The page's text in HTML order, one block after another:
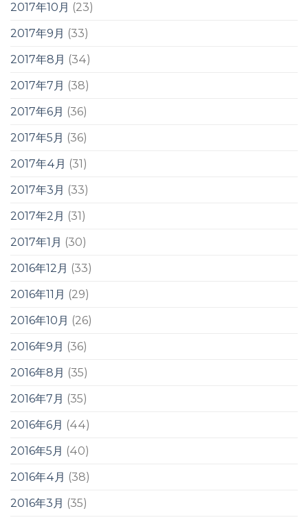
2017年10月 (23)
2017年9月 (33)
2017年8月 (34)
2017年7月 (38)
2017年6月 (36)
2017年5月 (36)
2017年4月 (31)
2017年3月 (33)
2017年2月 (31)
2017年1月 (30)
2016年12月 (33)
2016年11月 (29)
2016年10月 (26)
2016年9月 (36)
2016年8月 (35)
2016年7月 (35)
2016年6月 (44)
2016年5月 (40)
2016年4月 (38)
2016年3月 (35)